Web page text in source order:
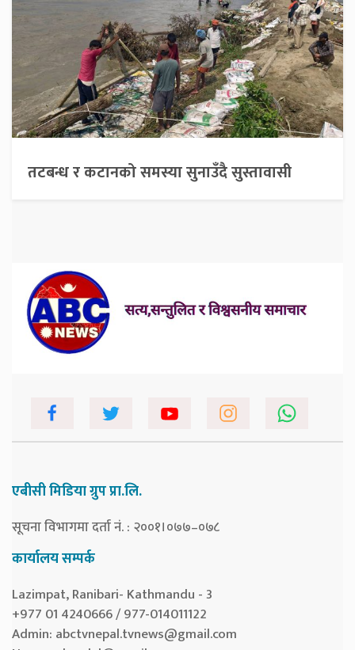
तटबन्ध र कटानको समस्या सुनाउँदै सुस्तावासी
एबीसी मिडिया ग्रुप प्रा.लि.
सूचना विभागमा दर्ता नं. : २००१।०७७–०७८
कार्यालय सम्पर्क
Lazimpat, Ranibari- Kathmandu - 3
+977 01 4240666 / 977-014011122
Admin: abctvnepal.tvnews@gmail.com